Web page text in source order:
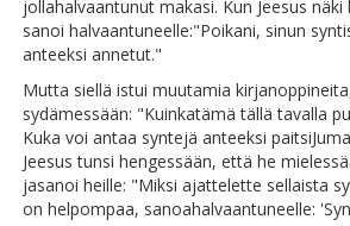
jollahalvaantunut makasi. Kun Jeesus
sanoi halvaantuneelle:"Poikani, sinun
anteeksi annetut."
Mutta siellä istui muutamia
sydämessään: "Kuinkatämä tällä tavalla
Kuka voi antaa syntejä anteeksi
Jeesus tunsi hengessään, että he
jasanoi heille: "Miksi ajattelette sellaista
on helpompaa, sanoahalvaantuneelle: